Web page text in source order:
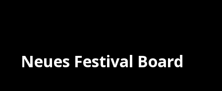
Neues Festival Board